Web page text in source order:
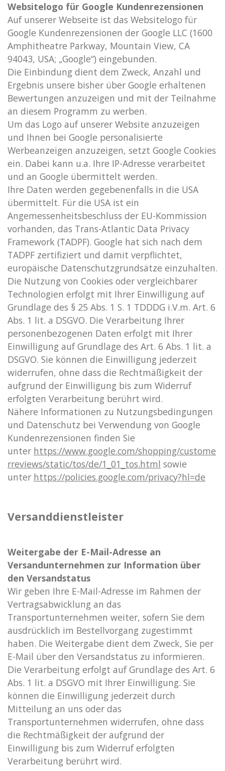
Websitelogo für Google Kundenrezensionen
Auf unserer Webseite ist das Websitelogo für
Google Kundenrezensionen der Google LLC (1600
Amphitheatre Parkway, Mountain View, CA
94043, USA; „Google“) eingebunden.
Die Einbindung dient dem Zweck, Anzahl und
Ergebnis unsere bisher über Google erhaltenen
Bewertungen anzuzeigen und mit der Teilnahme
an diesem Programm zu werben.
Um das Logo auf unserer Website anzuzeigen
und Ihnen bei Google personalisierte
Werbeanzeigen anzuzeigen, setzt Google Cookies
ein. Dabei kann u.a. Ihre IP-Adresse verarbeitet
und an Google übermittelt werden.
Ihre Daten werden gegebenenfalls in die USA
übermittelt. Für die USA ist ein
Angemessenheitsbeschluss der EU-Kommission
vorhanden, das Trans-Atlantic Data Privacy
Framework (TADPF). Google hat sich nach dem
TADPF zertifiziert und damit verpflichtet,
europäische Datenschutzgrundsätze einzuhalten.
Die Nutzung von Cookies oder vergleichbarer
Technologien erfolgt mit Ihrer Einwilligung auf
Grundlage des § 25 Abs. 1 S. 1 TDDDG i.V.m. Art. 6
Abs. 1 lit. a DSGVO. Die Verarbeitung Ihrer
personenbezogenen Daten erfolgt mit Ihrer
Einwilligung auf Grundlage des Art. 6 Abs. 1 lit. a
DSGVO. Sie können die Einwilligung jederzeit
widerrufen, ohne dass die Rechtmäßigkeit der
aufgrund der Einwilligung bis zum Widerruf
erfolgten Verarbeitung berührt wird.
Nähere Informationen zu Nutzungsbedingungen
und Datenschutz bei Verwendung von Google
Kundenrezensionen finden Sie
unter https://www.google.com/shopping/custome
rreviews/static/tos/de/1_01_tos.html sowie
unter https://policies.google.com/privacy?hl=de
Versanddienstleister
Weitergabe der E-Mail-Adresse an
Versandunternehmen zur Information über
den Versandstatus
Wir geben Ihre E-Mail-Adresse im Rahmen der
Vertragsabwicklung an das
Transportunternehmen weiter, sofern Sie dem
ausdrücklich im Bestellvorgang zugestimmt
haben. Die Weitergabe dient dem Zweck, Sie per
E-Mail über den Versandstatus zu informieren.
Die Verarbeitung erfolgt auf Grundlage des Art. 6
Abs. 1 lit. a DSGVO mit Ihrer Einwilligung. Sie
können die Einwilligung jederzeit durch
Mitteilung an uns oder das
Transportunternehmen widerrufen, ohne dass
die Rechtmäßigkeit der aufgrund der
Einwilligung bis zum Widerruf erfolgten
Verarbeitung berührt wird.